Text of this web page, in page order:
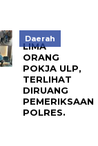
Daerah
LIMA
ORANG
POKJA ULP,
TERLIHAT
DIRUANG
PEMERIKSAAN
POLRES.